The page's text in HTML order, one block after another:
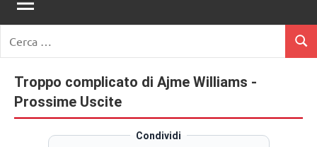
Cuore
Tra
I
Libri
romanzi
romance
e
non
solo.
Recensioni,
per:
Troppo complicato di Ajme Williams -
Prossime Uscite
Condividi